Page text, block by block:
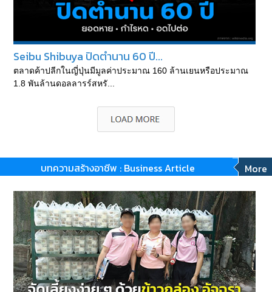
Seibu Shibuya ปิดตำนาน 60 ปี...
ตลาดค้าปลีกในญี่ปุ่นมีมูลค่าประมาณ 160 ล้านเยนหรือประมาณ
1.8 พันล้านดอลลารร์สหรั...
บทความสร้างอาชีพ : Business Article More